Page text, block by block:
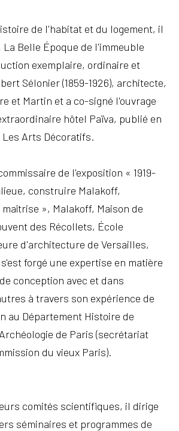
de l'habitat et du logement, il
La Belle Époque de l'immeuble
exemplaire, ordinaire et
Sélonier (1859-1926), architecte,
et Martin et a co-signé l'ouvrage
hôtel Païva, publié en
Les Arts Décoratifs.
de l'exposition « 1919-
construire Malakoff,
», Malakoff, Maison de
des Récollets, École
d'architecture de Versailles,
forgé une expertise en matière
conception avec et dans
à travers son expérience de
au Département Histoire de
de Paris (secrétariat
du vieux Paris).
comités scientifiques, il dirige
séminaires et programmes de